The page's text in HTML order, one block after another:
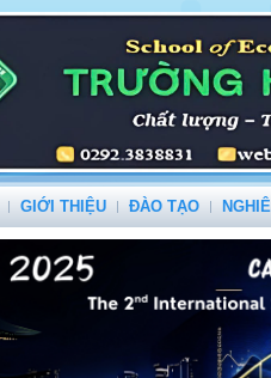
GIỚI THIỆU ĐÀO TẠO